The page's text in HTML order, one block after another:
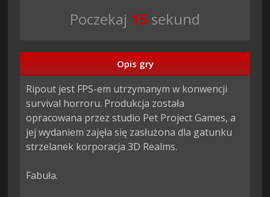
Poczekaj 13 sekund
Opis gry
Ripout jest FPS-em utrzymanym w konwencji
survival horroru. Produkcja została
opracowana przez studio Pet Project Games, a
jej wydaniem zajęła się zasłużona dla gatunku
strzelanek korporacja 3D Realms.
Fabuła.